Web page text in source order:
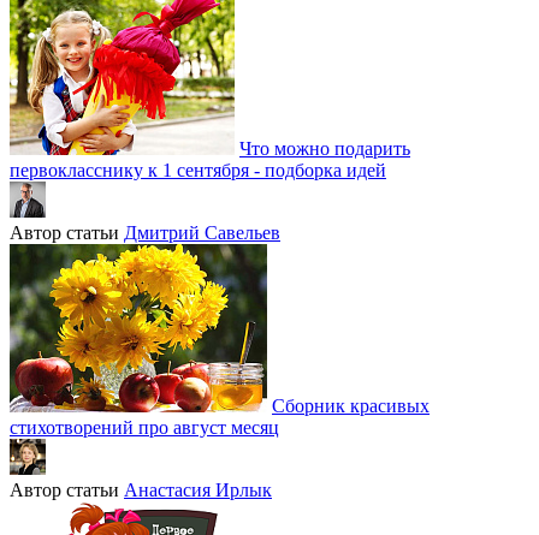
Что можно подарить
первокласснику к 1 сентября - подборка идей
Автор статьи Дмитрий Савельев
Сборник красивых
стихотворений про август месяц
Автор статьи Анастасия Ирлык